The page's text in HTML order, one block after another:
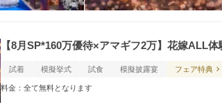
【8月SP*160万優待×アマギフ2万】花嫁ALL
試着 模擬挙式 試食 模擬披露宴 フェア特典
料金：全て無料となります